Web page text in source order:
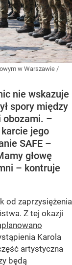
w Warszawie /
nie wskazuje
spory między
obozami. –
jego
SAFE –
głowę
– kontruje
od zaprzysiężenia
Z tej okazji
Karola
artystyczna
będą